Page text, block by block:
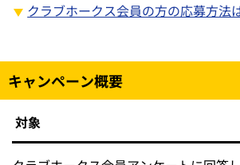
クラブホークス会員の方の応募方法
キャンペーン概要
対象